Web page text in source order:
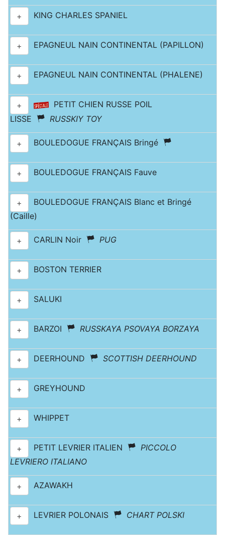
+ KING CHARLES SPANIEL
+ EPAGNEUL NAIN CONTINENTAL (PAPILLON)
+ EPAGNEUL NAIN CONTINENTAL (PHALENE)
+
PETIT CHIEN RUSSE POIL
LISSE
RUSSKIY TOY
+ BOULEDOGUE FRANÇAIS Bringé
+ BOULEDOGUE FRANÇAIS Fauve
+
BOULEDOGUE FRANÇAIS Blanc et Bringé
(Caille)
+ CARLIN Noir PUG
+ BOSTON TERRIER
+ SALUKI
+ BARZOI RUSSKAYA PSOVAYA BORZAYA
+ DEERHOUND SCOTTISH DEERHOUND
+ GREYHOUND
+ WHIPPET
+ PETIT LEVRIER ITALIEN
PICCOLO
LEVRIERO ITALIANO
+ AZAWAKH
+ LEVRIER POLONAIS CHART POLSKI